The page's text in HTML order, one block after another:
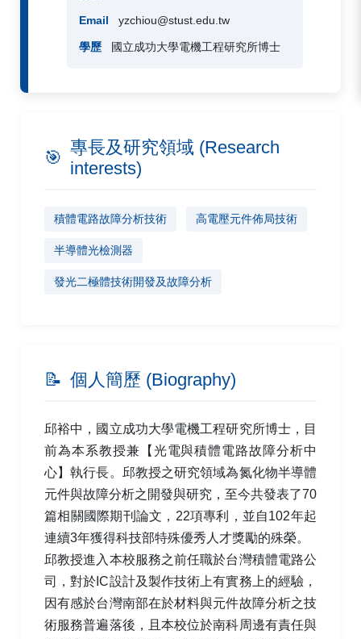
Email yzchiou@stust.edu.tw
學歷 國立成功大學電機工程研究所博士
🎯
專長及研究領域 (Research
interests)
積體電路故障分析技術 高電壓元件佈局技術
半導體光檢測器
發光二極體技術開發及故障分析
📝 個人簡歷 (Biography)
邱裕中，國立成功大學電機工程研究所博士，目
前為本系教授兼【光電與積體電路故障分析中
心】執行長。邱教授之研究領域為氮化物半導體
元件與故障分析之開發與研究，至今共發表了70
篇相關國際期刊論文，22項專利，並自102年起
連續3年獲得科技部特殊優秀人才獎勵的殊榮。
邱教授進入本校服務之前任職於台灣積體電路公
司，對於IC設計及製作技術上有實務上的經驗，
因有感於台灣南部在於材料與元件故障分析之技
術服務普遍落後，且本校位於南科周邊有責任與